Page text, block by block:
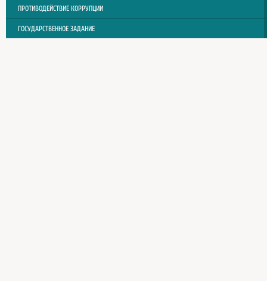
ПРОТИВОДЕЙСТВИЕ КОРРУПЦИИ
ГОСУДАРСТВЕННОЕ ЗАДАНИЕ